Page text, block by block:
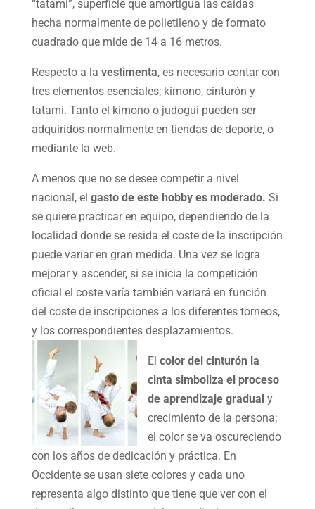
“tatami”, superficie que amortigua las caídas
hecha normalmente de polietileno y de formato
cuadrado que mide de 14 a 16 metros.
Respecto a la vestimenta, es necesario contar con
tres elementos esenciales; kimono, cinturón y
tatami. Tanto el kimono o judogui pueden ser
adquiridos normalmente en tiendas de deporte, o
mediante la web.
A menos que no se desee competir a nivel
nacional, el gasto de este hobby es moderado. Si
se quiere practicar en equipo, dependiendo de la
localidad donde se resida el coste de la inscripción
puede variar en gran medida. Una vez se logra
mejorar y ascender, si se inicia la competición
oficial el coste varía también variará en función
del coste de inscripciones a los diferentes torneos,
y los correspondientes desplazamientos.
El color del cinturón la
cinta simboliza el proceso
de aprendizaje gradual y
crecimiento de la persona;
el color se va oscureciendo
con los años de dedicación y práctica. En
Occidente se usan siete colores y cada uno
representa algo distinto que tiene que ver con el